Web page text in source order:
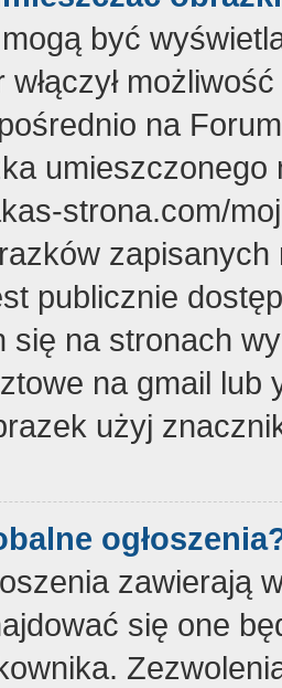
być
na
strona.com/
publicznie
się na stronach
na gmail lub
użyj
zawierają
się one